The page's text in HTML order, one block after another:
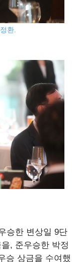
환.
승한 변상일 9단
, 준우승한 박정
승 상금을 수여했